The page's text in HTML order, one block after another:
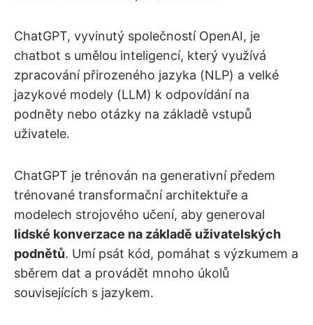
ChatGPT, vyvinutý společností OpenAI, je
chatbot s umělou inteligencí, který využívá
zpracování přirozeného jazyka (NLP) a velké
jazykové modely (LLM) k odpovídání na
podněty nebo otázky na základě vstupů
uživatele.
ChatGPT je trénován na generativní předem
trénované transformační architektuře a
modelech strojového učení, aby generoval
lidské konverzace na základě uživatelských
podnětů. Umí psát kód, pomáhat s výzkumem a
sběrem dat a provádět mnoho úkolů
souvisejících s jazykem.